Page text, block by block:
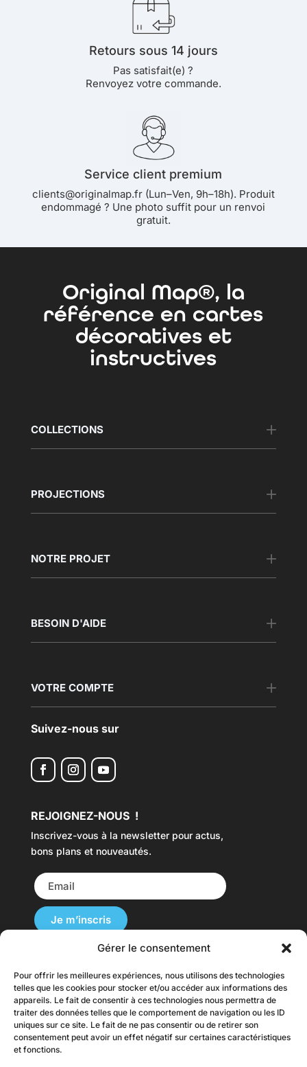
Gérer le consentement
Pour offrir les meilleures expériences, nous utilisons des technologies
telles que les cookies pour stocker et/ou accéder aux informations des
appareils. Le fait de consentir à ces technologies nous permettra de
traiter des données telles que le comportement de navigation ou les ID
uniques sur ce site. Le fait de ne pas consentir ou de retirer son
consentement peut avoir un effet négatif sur certaines caractéristiques
et fonctions.
Retours sous 14 jours
Pas satisfait(e) ?
Renvoyez votre commande.
Service client premium
clients@originalmap.fr (Lun–Ven, 9h–18h). Produit
endommagé ? Une photo suffit pour un renvoi
gratuit.
Original Map®, la
référence en cartes
décoratives et
instructives
COLLECTIONS
PROJECTIONS
NOTRE PROJET
BESOIN D'AIDE
VOTRE COMPTE
Suivez-nous sur
REJOIGNEZ-NOUS !
Inscrivez-vous à la newsletter pour actus,
bons plans et nouveautés.
Nos Cartes du Monde sont disponibles dans
plusieurs langues et livrées dans le monde.
originalmap.fr |
originalmap.it|
originalmap.es| originalmap.de|